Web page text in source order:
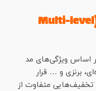
سیستم‌های چند سطحی (Multi-level
اساس ویژگی‌های مد
برنزی و … قرار
متفاوت از